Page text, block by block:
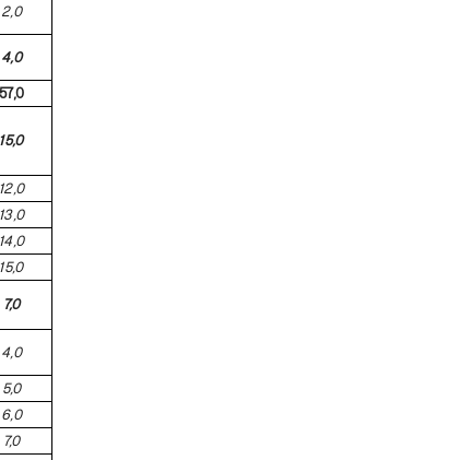
2,0
4,0
57,0
15,0
12,0
13,0
14,0
15,0
7,0
4,0
5,0
6,0
7,0